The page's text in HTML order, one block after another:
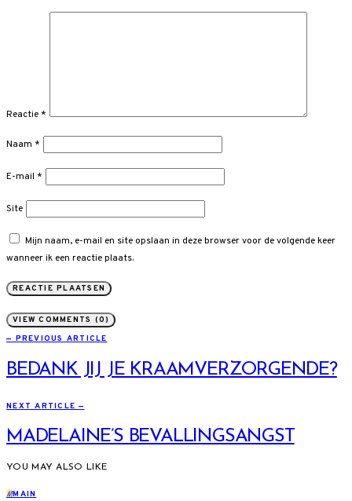
Reactie *
Naam *
E-mail *
Site
Mijn naam, e-mail en site opslaan in deze browser voor de volgende keer
wanneer ik een reactie plaats.
VIEW COMMENTS (0)
— PREVIOUS ARTICLE
BEDANK JIJ JE KRAAMVERZORGENDE?
NEXT ARTICLE —
MADELAINE’S BEVALLINGSANGST
YOU MAY ALSO LIKE
MMAIN